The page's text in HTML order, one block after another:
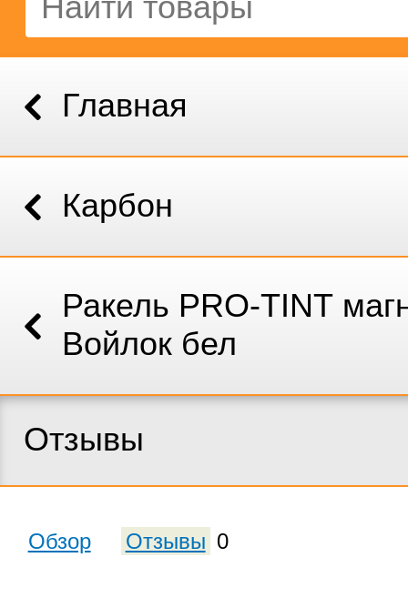
Главная
Карбон
Ракель PRO-TINT
Войлок бел
Отзывы
Обзор Отзывы 0